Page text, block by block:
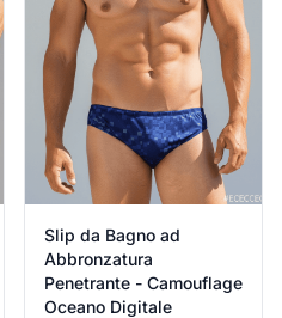
Slip da Bagno ad
Abbronzatura
Penetrante - Camouflage
Oceano Digitale